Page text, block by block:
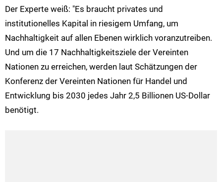
Der Experte weiß: "Es braucht privates und
institutionelles Kapital in riesigem Umfang, um
Nachhaltigkeit auf allen Ebenen wirklich voranzutreiben.
Und um die 17 Nachhaltigkeitsziele der Vereinten
Nationen zu erreichen, werden laut Schätzungen der
Konferenz der Vereinten Nationen für Handel und
Entwicklung bis 2030 jedes Jahr 2,5 Billionen US-Dollar
benötigt.